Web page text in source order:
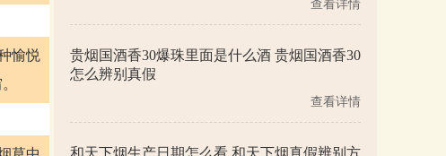
愉悦
查看详情
贵烟国酒香30爆珠里面是什么酒 贵烟国酒香30
怎么辨别真假
查看详情
和天下烟生产日期怎么看 和天下烟真假辨别方